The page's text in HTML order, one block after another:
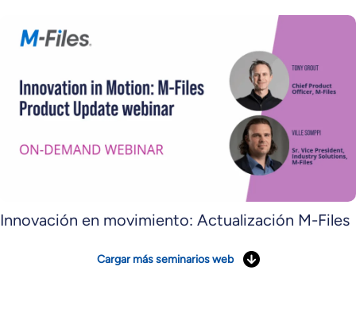
Innovación en movimiento: Actualización M-Files
Cargar más seminarios web